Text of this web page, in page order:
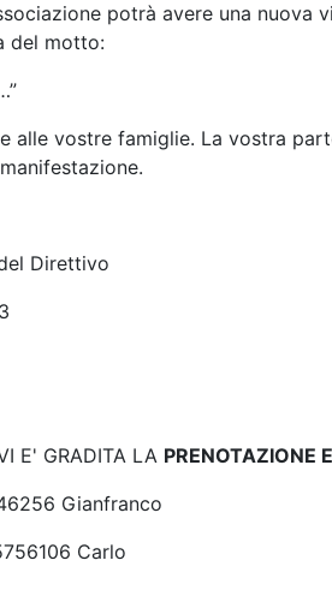
potrà avere una nuova
del motto:
alle vostre famiglie. La vostra
Direttivo
E' GRADITA LA PRENOTAZIONE
Gianfranco
Carlo